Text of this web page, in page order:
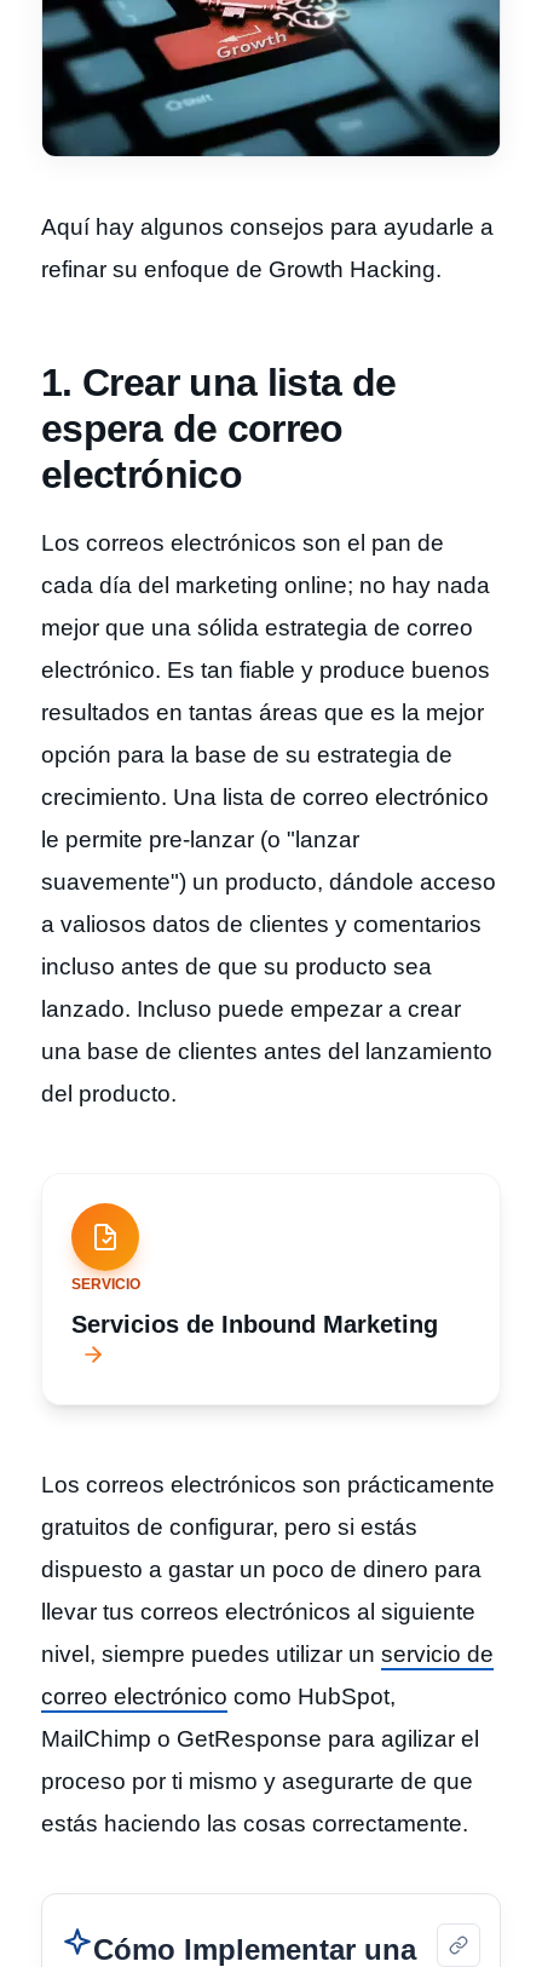
Aquí hay algunos consejos para ayudarle a
refinar su enfoque de Growth Hacking.
1. Crear una lista de
espera de correo
electrónico
Los correos electrónicos son el pan de
cada día del marketing online; no hay nada
mejor que una sólida estrategia de correo
electrónico. Es tan fiable y produce buenos
resultados en tantas áreas que es la mejor
opción para la base de su estrategia de
crecimiento. Una lista de correo electrónico
le permite pre-lanzar (o "lanzar
suavemente") un producto, dándole acceso
a valiosos datos de clientes y comentarios
incluso antes de que su producto sea
lanzado. Incluso puede empezar a crear
una base de clientes antes del lanzamiento
del producto.
SERVICIO
Servicios de Inbound Marketing
Los correos electrónicos son prácticamente
gratuitos de configurar, pero si estás
dispuesto a gastar un poco de dinero para
llevar tus correos electrónicos al siguiente
nivel, siempre puedes utilizar un servicio de
correo electrónico como HubSpot,
MailChimp o GetResponse para agilizar el
proceso por ti mismo y asegurarte de que
estás haciendo las cosas correctamente.
Cómo Implementar una